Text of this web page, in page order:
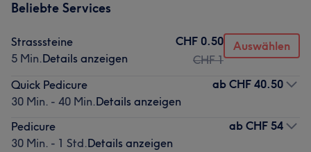
Beliebte Services
Strasssteine
5 Min.Details anzeigen
CHF 0.50
CHF 1
Auswählen
Quick Pedicure
30 Min. - 40 Min.Details anzeigen
ab CHF 40.50
Pedicure
30 Min. - 1 Std.Details anzeigen
ab CHF 54